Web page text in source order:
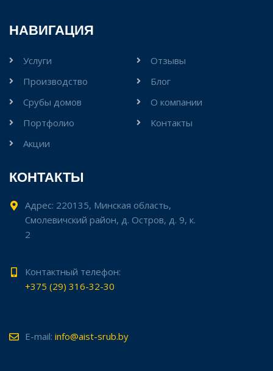
НАВИГАЦИЯ
Услуги
Производство
Срубы домов
Портфолио
Акции
Отзывы
Блог
О компании
Контакты
КОНТАКТЫ
Адрес: 220135, Минская область,
Смолевичский район, д. Остров, д. 9, к.
2
Контактный телефон:
+375 (29) 316-32-30
E-mail: info@aist-srub.by